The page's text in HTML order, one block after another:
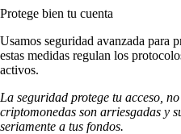
Protege bien tu cuenta
Usamos seguridad avanzada para
estas medidas regulan los
activos.
La seguridad protege tu acceso,
criptomonedas son arriesgadas y
seriamente a tus fondos.